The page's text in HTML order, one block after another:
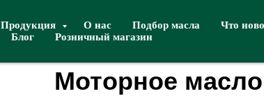
Продукция О нас Подбор масла Что
Блог
Розничный магазин
Моторное